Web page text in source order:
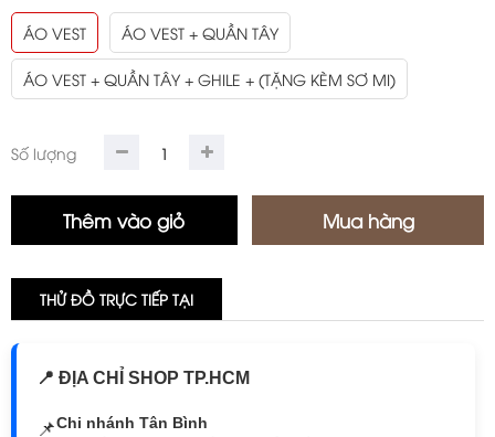
ÁO VEST ÁO VEST + QUẦN TÂY
ÁO VEST + QUẦN TÂY + GHILE + (TẶNG KÈM SƠ MI)
Số lượng
THỬ ĐỒ TRỰC TIẾP TẠI
📍 ĐỊA CHỈ SHOP TP.HCM
📌Chi nhánh Tân Bình